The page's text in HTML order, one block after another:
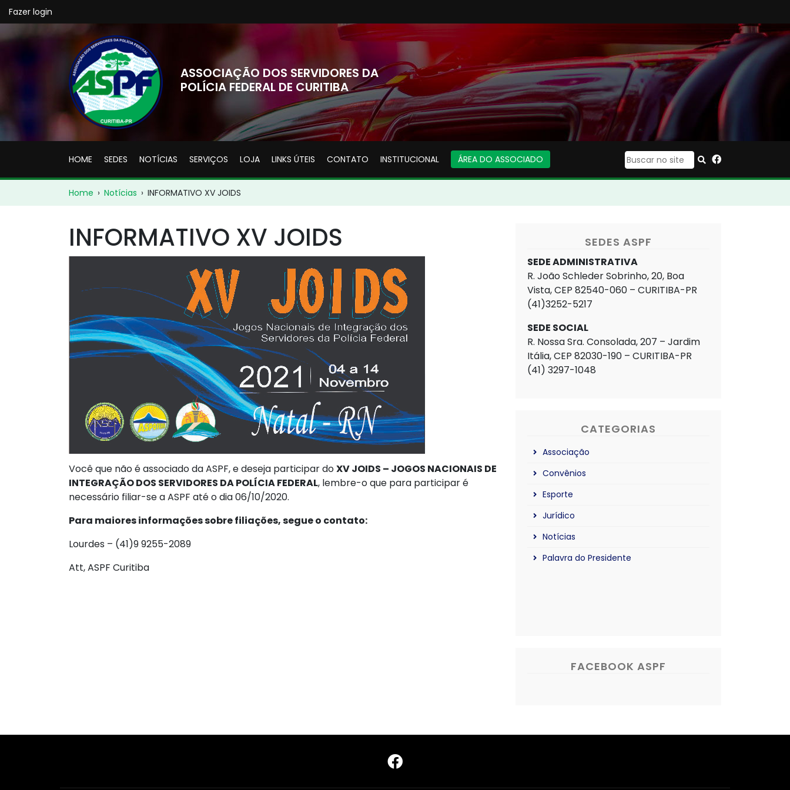
Fazer login
ASSOCIAÇÃO DOS SERVIDORES DA
POLÍCIA FEDERAL DE CURITIBA
HOME SEDES NOTÍCIAS SERVIÇOS LOJA LINKS ÚTEIS CONTATO INSTITUCIONAL ÁREA DO ASSOCIADO |
Home › Notícias › INFORMATIVO XV JOIDS
INFORMATIVO XV JOIDS
Você que não é associado da ASPF, e deseja participar doXV JOIDS – JOGOS NACIONAIS DE
INTEGRAÇÃO DOS SERVIDORES DA POLÍCIA FEDERAL, lembre-o que para participar é
necessário filiar-se a ASPF até o dia 06/10/2020.
Para maiores informações sobre filiações, segue o contato:
Lourdes – (41)9 9255-2089
Att, ASPF Curitiba
SEDES ASPF
SEDE ADMINISTRATIVA
R. João Schleder Sobrinho, 20, Boa
Vista, CEP 82540-060 – CURITIBA-PR
(41)3252-5217
SEDE SOCIAL
R. Nossa Sra. Consolada, 207 – Jardim
Itália, CEP 82030-190 – CURITIBA-PR
(41) 3297-1048
CATEGORIAS
Associação
Convênios
Esporte
Jurídico
Notícias
Palavra do Presidente
FACEBOOK ASPF